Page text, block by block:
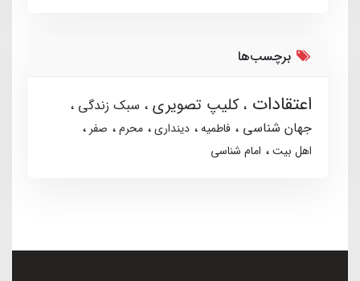
برچسب‌ها
اعتقادات کلیپ تصویری
سبک زندگی
جهان شناسی
فاطمیه دینداری محرم
صفر
اهل بیت
امام شناسی